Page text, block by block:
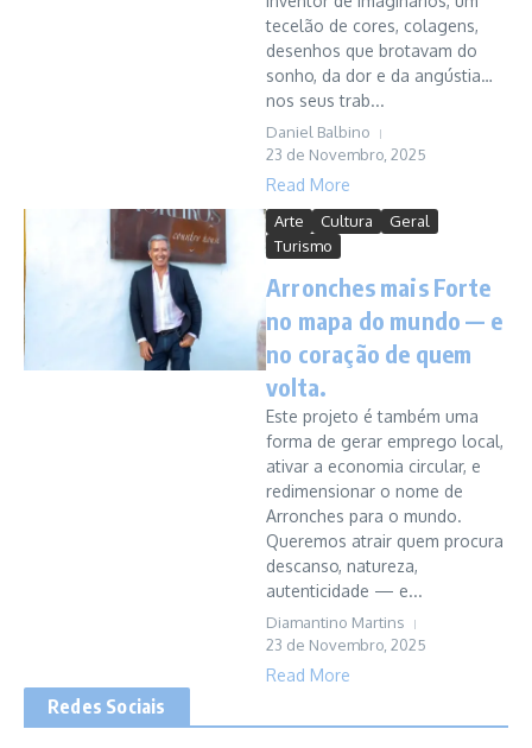
tecelão de cores, colagens,
desenhos que brotavam do
sonho, da dor e da angústia…
nos seus trab...
Daniel Balbino
23 de Novembro, 2025
Read More
Arte Cultura
Geral
Turismo
Arronches mais Forte
no mapa do mundo — e
no coração de quem
volta.
Este projeto é também uma
forma de gerar emprego local,
ativar a economia circular, e
redimensionar o nome de
Arronches para o mundo.
Queremos atrair quem procura
descanso, natureza,
autenticidade — e...
Diamantino Martins
23 de Novembro, 2025
Read More
Redes Sociais